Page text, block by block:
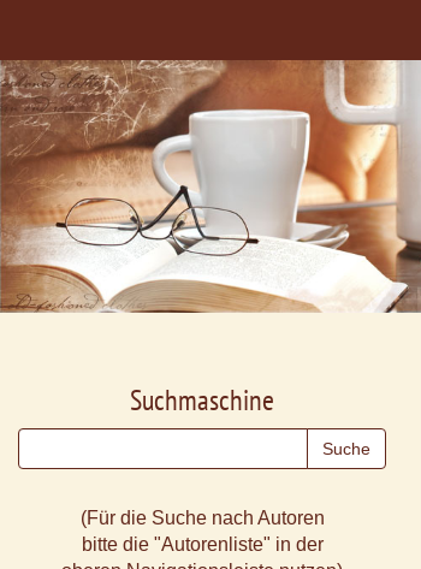
Suchmaschine
(Für die Suche nach Autoren
bitte die "Autorenliste" in der